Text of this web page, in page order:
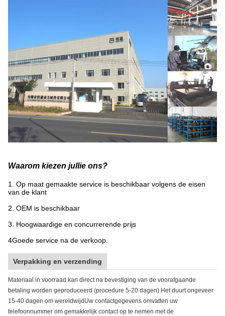
Waarom kiezen jullie ons?
1. Op maat gemaakte service is beschikbaar volgens de eisen
van de klant
2. OEM is beschikbaar
3. Hoogwaardige en concurrerende prijs
4Goede service na de verkoop.
Verpakking en verzending
Materiaal in voorraad kan direct na bevestiging van de voorafgaande
betaling worden geproduceerd (procedure 5-20 dagen).Het duurt ongeveer
15-40 dagen om wereldwijdUw contactgegevens omvatten uw
telefoonnummer om gemakkelijk contact op te nemen met de